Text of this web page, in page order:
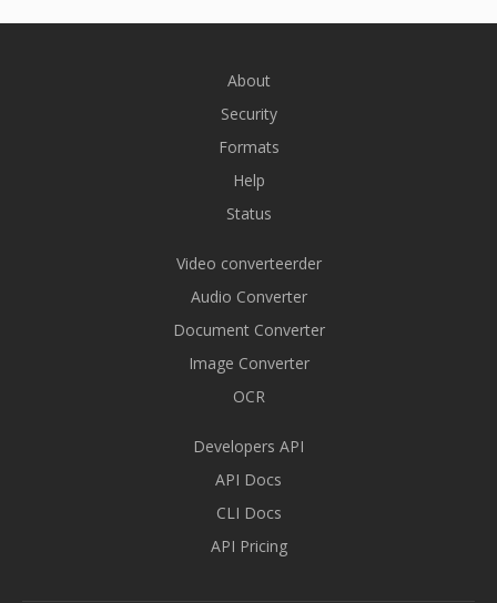
About
Security
Formats
Help
Status
Video converteerder
Audio Converter
Document Converter
Image Converter
OCR
Developers API
API Docs
CLI Docs
API Pricing